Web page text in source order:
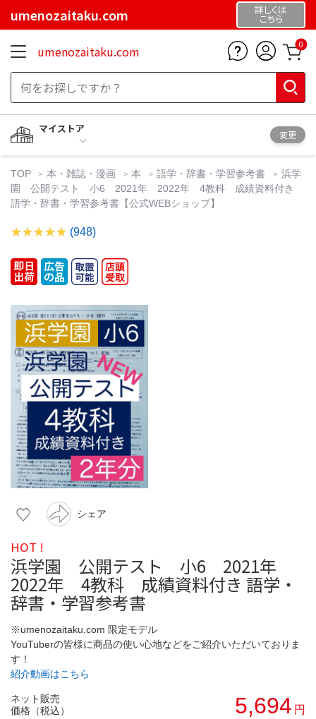
umenozaitaku.com 詳しくは
こちら
umenozaitaku.com 0
マイストア
変更
TOP 本・雑誌・漫画 本 語学・辞書・学習参考書
浜学
園 公開テスト 小6 2021年 2022年 4教科 成績資料付き
語学・辞書・学習参考書【公式WEBショップ】
(948)
シェア
HOT !
浜学園 公開テスト 小6 2021年
2022年 4教科 成績資料付き 語学・
辞書・学習参考書
※umenozaitaku.com 限定モデル
YouTuberの皆様に商品の使い心地などをご紹介いただいておりま
す！
紹介動画はこちら
ネット販売
価格（税込）
5,694 円